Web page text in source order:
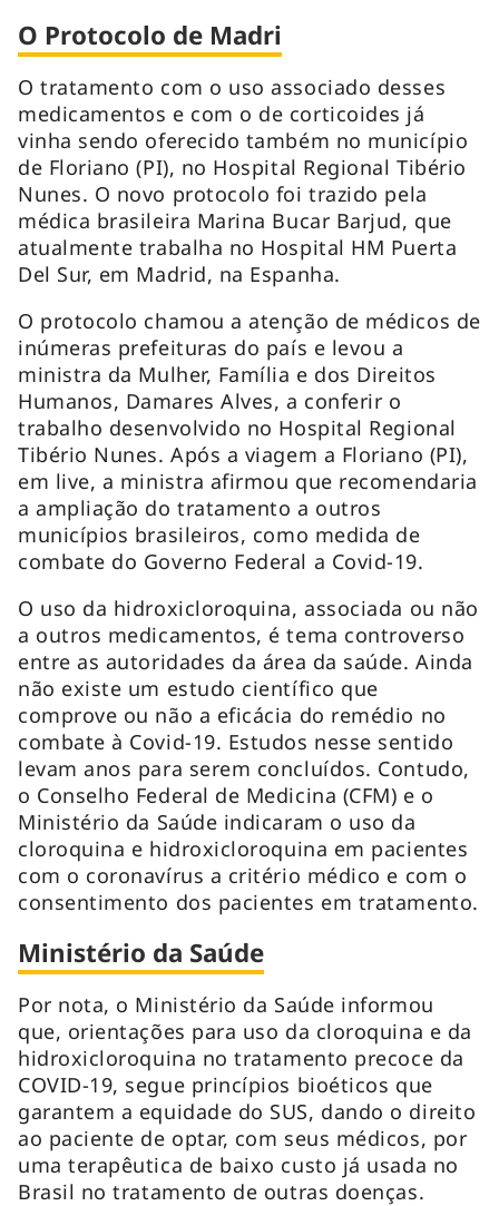
O Protocolo de Madri
O tratamento com o uso associado desses
medicamentos e com o de corticoides já
vinha sendo oferecido também no município
de Floriano (PI), no Hospital Regional Tibério
Nunes. O novo protocolo foi trazido pela
médica brasileira Marina Bucar Barjud, que
atualmente trabalha no Hospital HM Puerta
Del Sur, em Madrid, na Espanha.
O protocolo chamou a atenção de médicos de
inúmeras prefeituras do país e levou a
ministra da Mulher, Família e dos Direitos
Humanos, Damares Alves, a conferir o
trabalho desenvolvido no Hospital Regional
Tibério Nunes. Após a viagem a Floriano (PI),
em live, a ministra afirmou que recomendaria
a ampliação do tratamento a outros
municípios brasileiros, como medida de
combate do Governo Federal a Covid-19.
O uso da hidroxicloroquina, associada ou não
a outros medicamentos, é tema controverso
entre as autoridades da área da saúde. Ainda
não existe um estudo científico que
comprove ou não a eficácia do remédio no
combate à Covid-19. Estudos nesse sentido
levam anos para serem concluídos. Contudo,
o Conselho Federal de Medicina (CFM) e o
Ministério da Saúde indicaram o uso da
cloroquina e hidroxicloroquina em pacientes
com o coronavírus a critério médico e com o
consentimento dos pacientes em tratamento.
Ministério da Saúde
Por nota, o Ministério da Saúde informou
que, orientações para uso da cloroquina e da
hidroxicloroquina no tratamento precoce da
COVID-19, segue princípios bioéticos que
garantem a equidade do SUS, dando o direito
ao paciente de optar, com seus médicos, por
uma terapêutica de baixo custo já usada no
Brasil no tratamento de outras doenças.